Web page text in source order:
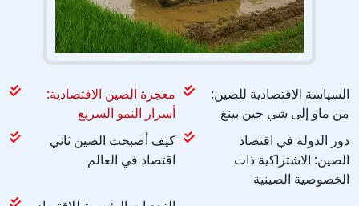
معجزة الصين الاقتصادية:
أسرار النمو السريع
السياسة الاقتصادية للصين:
من ماو إلى شي جين بينغ
كيف أصبحت الصين ثاني
اقتصاد في العالم
دور الدولة في اقتصاد
الصين: الاشتراكية ذات
الخصوصية الصينية